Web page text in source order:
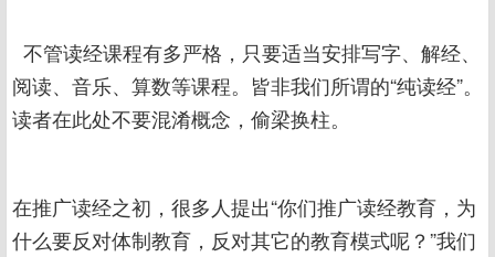
不管读经课程有多严格，只要适当安排写字、解经、
阅读、音乐、算数等课程。皆非我们所谓的“纯读经”。
读者在此处不要混淆概念，偷梁换柱。
在推广读经之初，很多人提出“你们推广读经教育，为
什么要反对体制教育，反对其它的教育模式呢？”我们